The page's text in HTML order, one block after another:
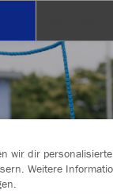
wir dir personalisierte
Weitere